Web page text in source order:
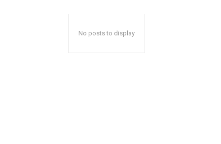
No posts to display